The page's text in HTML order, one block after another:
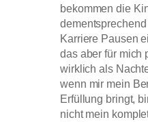
bekommen die
Karriere Pausen
das aber für mich
wirklich als
wenn mir mein
Erfüllung bringt,
nicht mein